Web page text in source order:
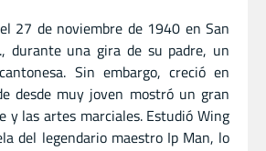
27 de noviembre de 1940 en San
durante una gira de su padre, un
Sin embargo, creció en
desde muy joven mostró un gran
y las artes marciales. Estudió Wing
del legendario maestro Ip Man, lo